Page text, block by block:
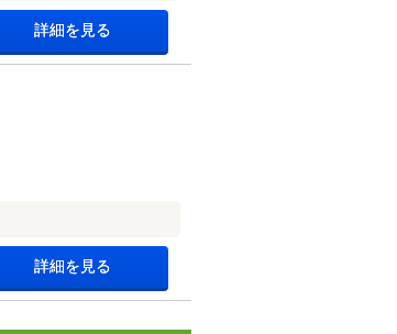
詳細を見る
詳細を見る